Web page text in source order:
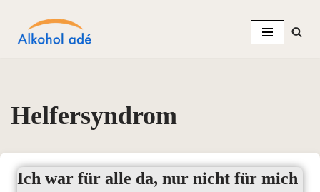
Zum
Helfersyndrom
Ich war für alle da, nur nicht für mich